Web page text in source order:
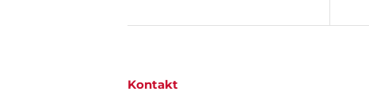
Kontakt